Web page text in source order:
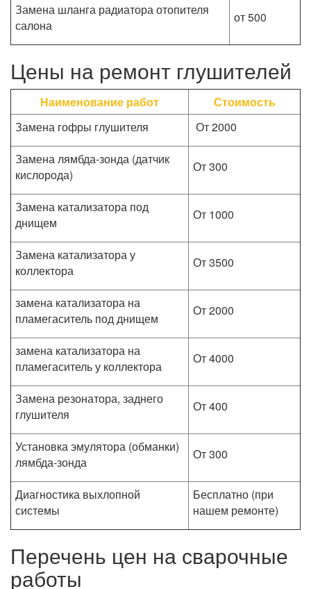
Замена шланга радиатора отопителя
салона
от 500
Цены на ремонт глушителей
Наименование работ
Стоимость
Замена гофры глушителя
От 2000
Замена лямбда-зонда (датчик
кислорода)
От 300
Замена катализатора под
днищем
От 1000
Замена катализатора у
коллектора
От 3500
замена катализатора на
пламегаситель под днищем
От 2000
замена катализатора на
пламегаситель у коллектора
От 4000
Замена резонатора, заднего
глушителя
От 400
Установка эмулятора (обманки)
лямбда-зонда
От 300
Диагностика выхлопной
системы
Бесплатно (при
нашем ремонте)
Перечень цен на сварочные
работы